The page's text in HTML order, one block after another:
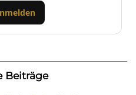
Beiträge